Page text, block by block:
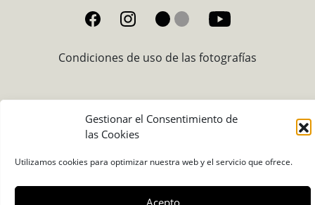
Gestionar el Consentimiento de
las Cookies
Utilizamos cookies para optimizar nuestra web y el servicio que ofrece.
Acepto
Condiciones de uso de las fotografías